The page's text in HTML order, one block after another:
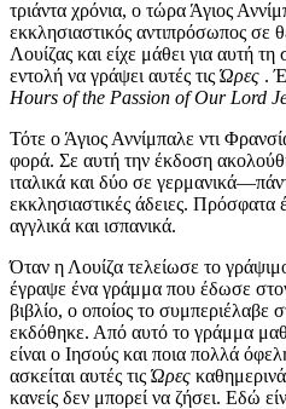
τριάντα χρόνια, ο τώρα Άγιος
εκκλησιαστικός αντιπρόσωπος σε
Λουίζας και είχε μάθει για αυτή
εντολή να γράψει αυτές τις Ώρες .
Hours of the Passion of Our Lord
Τότε ο Άγιος Αννίμπαλε ντι
φορά. Σε αυτή την έκδοση
ιταλικά και δύο σε
εκκλησιαστικές άδειες. Πρόσφατα
αγγλικά και ισπανικά.
Όταν η Λουίζα τελείωσε το
έγραψε ένα γράμμα που έδωσε
βιβλίο, ο οποίος το συμπεριέλαβε
εκδόθηκε. Από αυτό το γράμμα
είναι ο Ιησούς και ποια πολλά
ασκείται αυτές τις Ώρες
κανείς δεν μπορεί να ζήσει. Εδώ